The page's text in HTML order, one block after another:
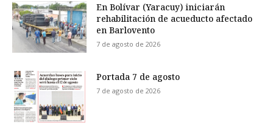
En Bolívar (Yaracuy) iniciarán
rehabilitación de acueducto afectado
en Barlovento
7 de agosto de 2026
Portada 7 de agosto
7 de agosto de 2026